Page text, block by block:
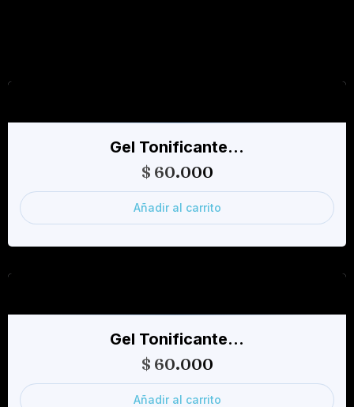
Gel Tonificante…
$ 60.000
Añadir al carrito
Gel Tonificante…
$ 60.000
Añadir al carrito